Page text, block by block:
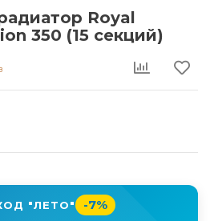
Royal
350 (15 секций)
"ЛЕТО" -7%